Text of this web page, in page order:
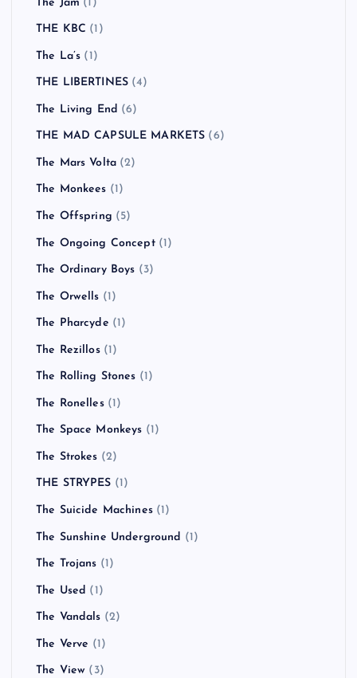
The Jam (1)
THE KBC (1)
The La’s (1)
THE LIBERTINES (4)
The Living End (6)
THE MAD CAPSULE MARKETS (6)
The Mars Volta (2)
The Monkees (1)
The Offspring (5)
The Ongoing Concept(1)
The Ordinary Boys (3)
The Orwells (1)
The Pharcyde (1)
The Rezillos(1)
The Rolling Stones (1)
The Ronelles(1)
The Space Monkeys (1)
The Strokes (2)
THE STRYPES (1)
The Suicide Machines(1)
The Sunshine Underground (1)
The Trojans (1)
The Used (1)
The Vandals (2)
The Verve (1)
The View (3)